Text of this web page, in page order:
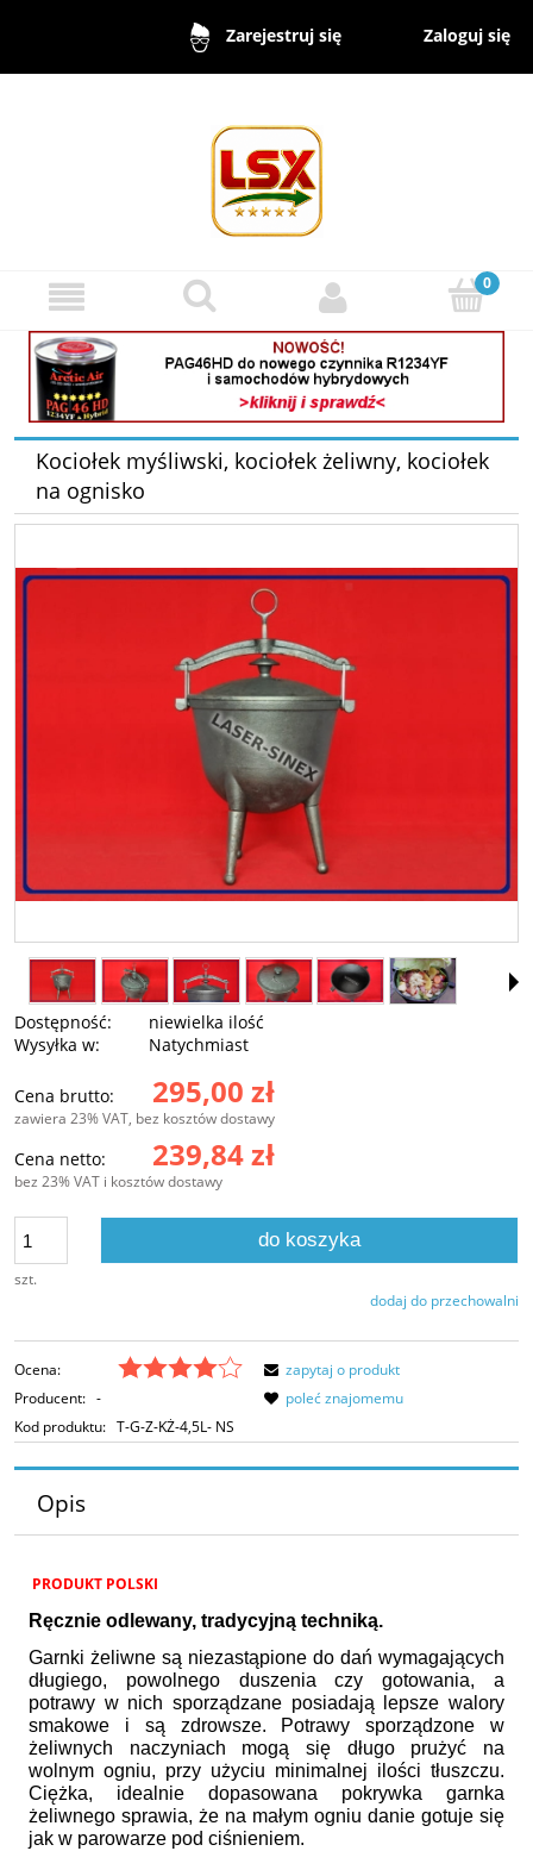
Zarejestruj się Zaloguj się
Kociołek myśliwski, kociołek żeliwny, kociołek
na ognisko
Dostępność:
niewielka ilość
Wysyłka w:
Natychmiast
Cena brutto: 295,00 zł
zawiera 23% VAT, bez kosztów dostawy
Cena netto: 239,84 zł
bez 23% VAT i kosztów dostawy
szt.
do koszyka
dodaj do przechowalni
Ocena:
Producent: -
Kod produktu: T-G-Z-KŻ-4,5L- NS
zapytaj o produkt
poleć znajomemu
Opis
PRODUKT POLSKI
Ręcznie odlewany, tradycyjną techniką.
Garnki żeliwne są niezastąpione do dań wymagających
długiego, powolnego duszenia czy gotowania, a
potrawy w nich sporządzane posiadają lepsze walory
smakowe i są zdrowsze. Potrawy sporządzone w
żeliwnych naczyniach mogą się długo prużyć na
wolnym ogniu, przy użyciu minimalnej ilości tłuszczu.
Ciężka, idealnie dopasowana pokrywka garnka
żeliwnego sprawia, że na małym ogniu danie gotuje się
jak w parowarze pod ciśnieniem.